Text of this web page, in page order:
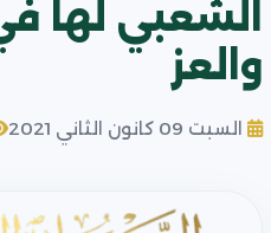
الشعبي لها
والعز
السبت 09 كانون الثاني 2021